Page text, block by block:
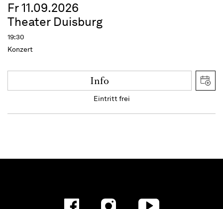
Fr 11.09.2026
Theater Duisburg
19:30
Konzert
Info
Eintritt frei